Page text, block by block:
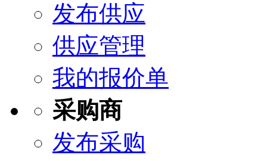
发布供应
供应管理
我的报价单
采购商
发布采购